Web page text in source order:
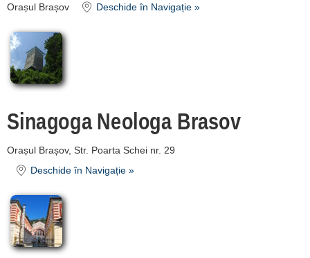
Orașul Brașov Deschide în Navigație »
Sinagoga Neologa Brasov
Orașul Brașov, Str. Poarta Schei nr. 29
Deschide în Navigație »